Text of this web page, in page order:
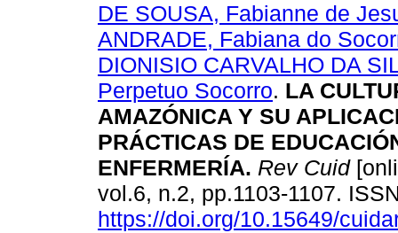
DE SOUSA, Fabianne de
ANDRADE, Fabiana do
DIONISIO CARVALHO DA
Perpetuo Socorro. LA
AMAZÓNICA Y SU
PRÁCTICAS DE
ENFERMERÍA. Rev Cuid
vol.6, n.2, pp.1103-1107.
https://doi.org/10.15649/